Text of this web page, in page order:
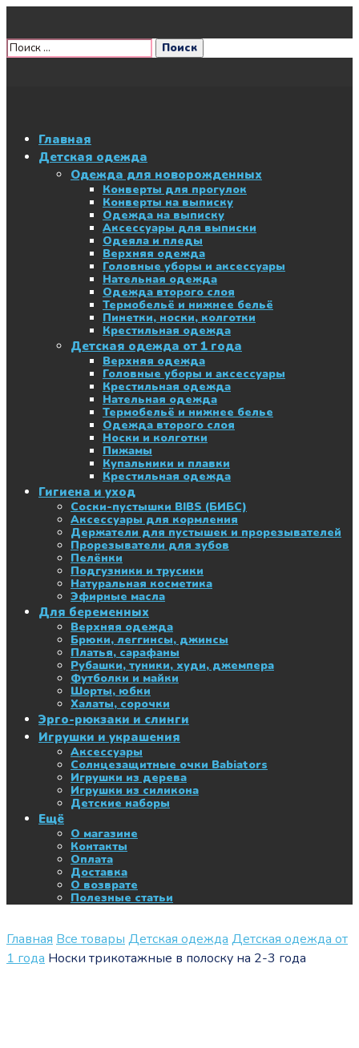
Главная
Детская одежда
Одежда для новорожденных
Конверты для прогулок
Конверты на выписку
Одежда на выписку
Аксессуары для выписки
Одеяла и пледы
Верхняя одежда
Головные уборы и аксессуары
Нательная одежда
Одежда второго слоя
Термобельё и нижнее бельё
Пинетки, носки, колготки
Крестильная одежда
Детская одежда от 1 года
Верхняя одежда
Головные уборы и аксессуары
Крестильная одежда
Нательная одежда
Термобельё и нижнее белье
Одежда второго слоя
Носки и колготки
Пижамы
Купальники и плавки
Крестильная одежда
Гигиена и уход
Соски-пустышки BIBS (БИБС)
Аксессуары для кормления
Держатели для пустышек и прорезывателей
Прорезыватели для зубов
Пелёнки
Подгузники и трусики
Натуральная косметика
Эфирные масла
Для беременных
Верхняя одежда
Брюки, леггинсы, джинсы
Платья, сарафаны
Рубашки, туники, худи, джемпера
Футболки и майки
Шорты, юбки
Халаты, сорочки
Эрго-рюкзаки и слинги
Игрушки и украшения
Аксессуары
Солнцезащитные очки Babiators
Игрушки из дерева
Игрушки из силикона
Детские наборы
Ещё
О магазине
Контакты
Оплата
Доставка
О возврате
Полезные статьи
Главная Все товары Детская одежда Детская одежда от
1 года Носки трикотажные в полоску на 2-3 года